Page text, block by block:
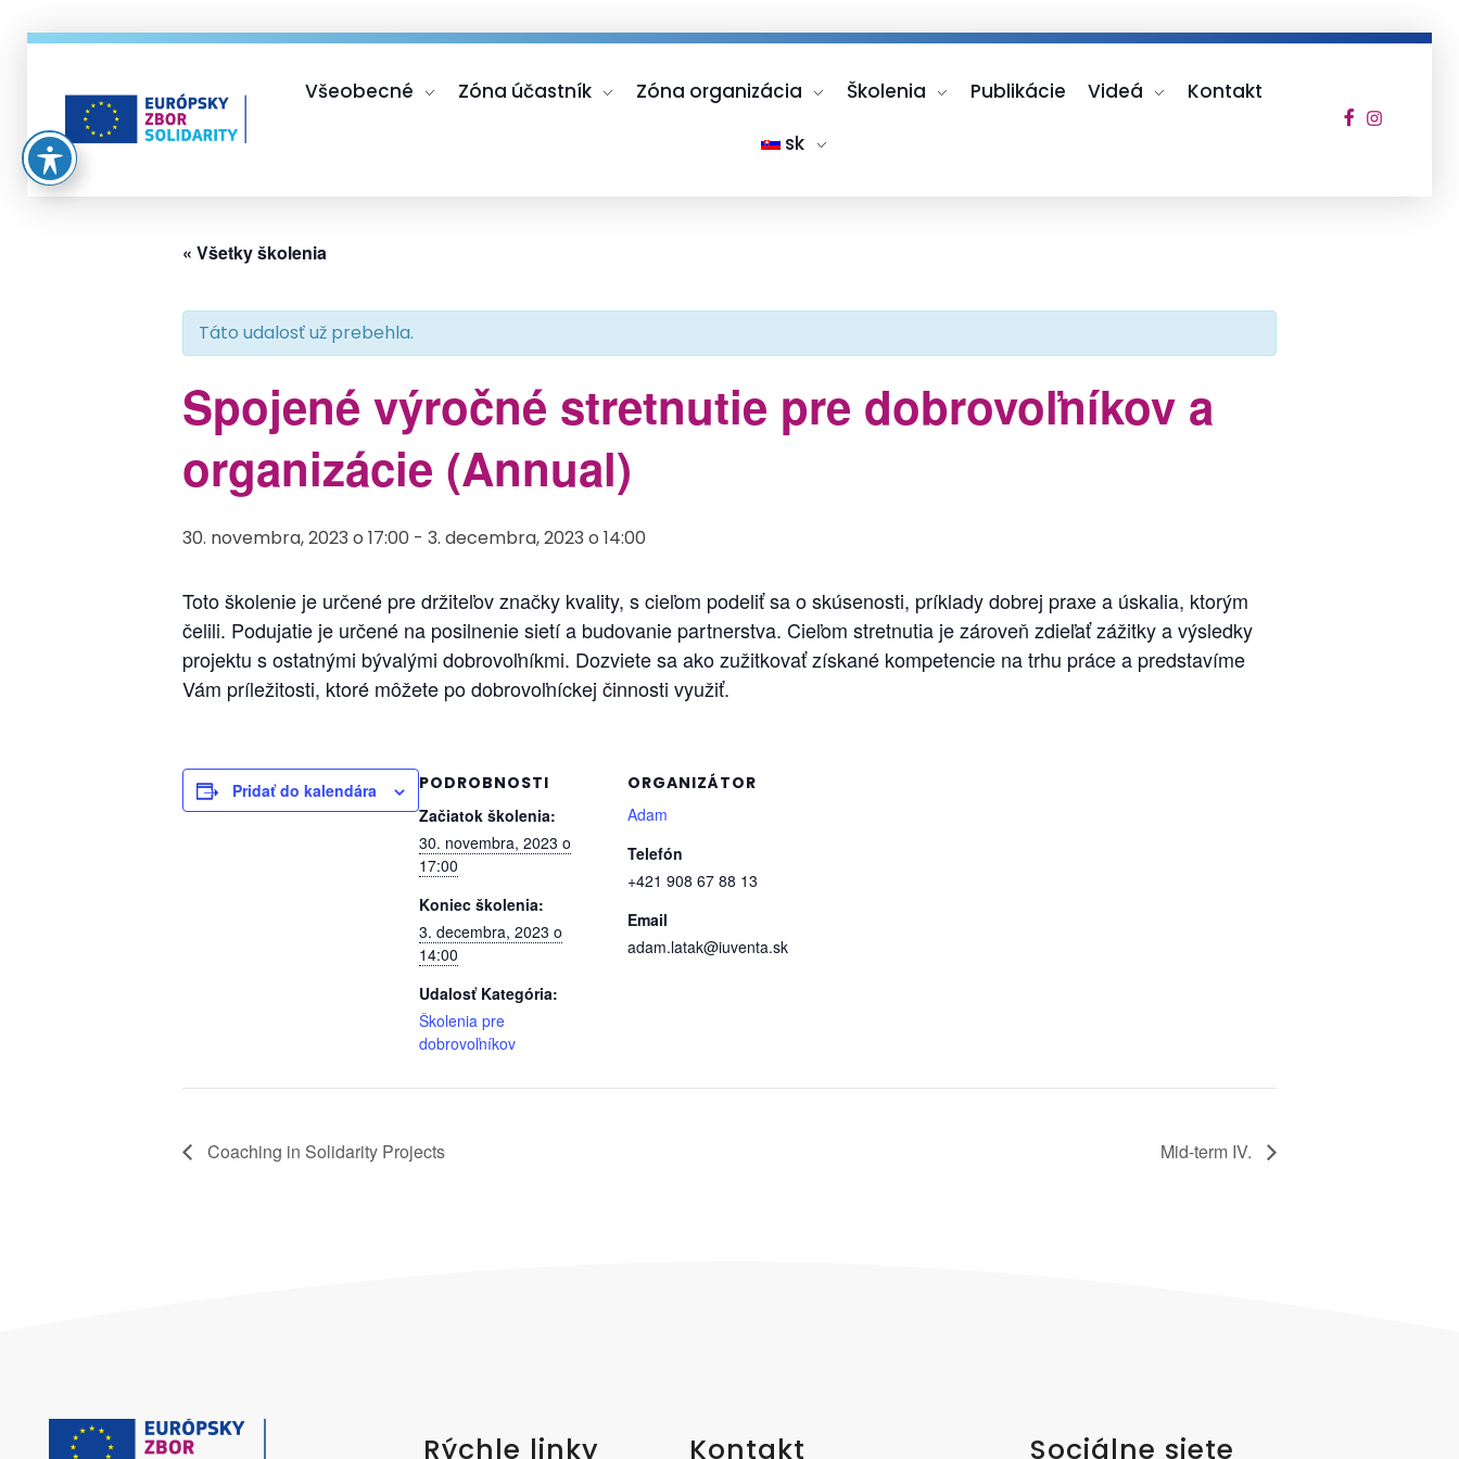
Všeobecné Zóna účastník Zóna organizácia Školenia Publikácie Videá
Kontakt
sk
« Všetky školenia
Táto udalosť už prebehla.
Spojené výročné stretnutie pre dobrovoľníkov a
organizácie (Annual)
30. novembra, 2023 o 17:00 - 3. decembra, 2023 o 14:00
Toto školenie je určené pre držiteľov značky kvality, s cieľom podeliť sa o skúsenosti, príklady dobrej praxe a úskalia, ktorým
čelili. Podujatie je určené na posilnenie sietí a budovanie partnerstva. Cieľom stretnutia je zároveň zdieľať zážitky a výsledky
projektu s ostatnými bývalými dobrovoľníkmi. Dozviete sa ako zužitkovať získané kompetencie na trhu práce a predstavíme
Vám príležitosti, ktoré môžete po dobrovoľníckej činnosti využiť.
Pridať do kalendára
PODROBNOSTI
Začiatok školenia:
30. novembra, 2023 o
17:00
Koniec školenia:
3. decembra, 2023 o
14:00
Udalosť Kategória:
Školenia pre
dobrovoľníkov
ORGANIZÁTOR
Adam
Telefón
+421 908 67 88 13
Email
adam.latak@iuventa.sk
Coaching in Solidarity Projects Mid-term IV.
Rýchle linky Kontakt Sociálne siete